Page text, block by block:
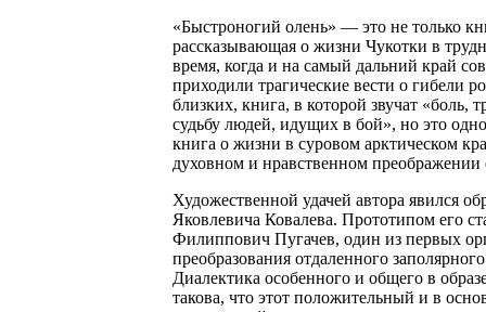
«Быстроногий олень» — это не только
рассказывающая о жизни Чукотки в
время, когда и на самый дальний край
приходили трагические вести о гибели
близких, книга, в которой звучат «боль,
судьбу людей, идущих в бой», но это
книга о жизни в суровом арктическом
духовном и нравственном преображении
Художественной удачей автора явился
Яковлевича Ковалева. Прототипом его
Филиппович Пугачев, один из первых
преобразования отдаленного
Диалектика особенного и общего в
такова, что этот положительный и в